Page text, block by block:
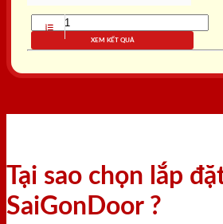
XEM KẾT QUẢ
Tại sao chọn lắp
SaiGonDoor ?